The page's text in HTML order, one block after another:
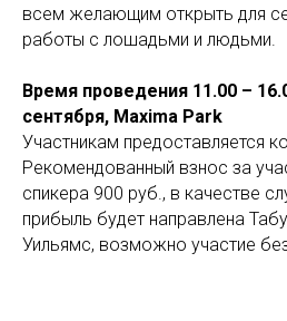
всем желающим открыть для
работы с лошадьми и людьми.
Время проведения 11.00 –
сентября, Maxima Park
Участникам предоставляется
Рекомендованный взнос за
спикера 900 руб., в качестве
прибыль будет направлена
Уильямс, возможно участие